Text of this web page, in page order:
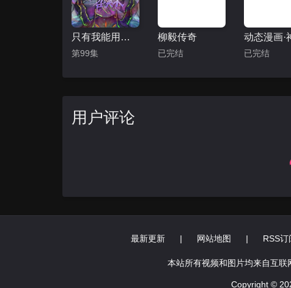
只有我能用召唤术 动态漫
第99集
柳毅传奇
已完结 已完结
用户评论
最新更新 | 网站地图 | RSS订
本站所有视频和图片均来自互
Copyright ©